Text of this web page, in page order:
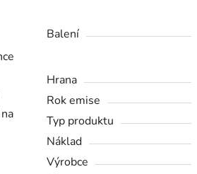
Balení
Hrana
Rok emise
Typ produktu
Náklad
Výrobce